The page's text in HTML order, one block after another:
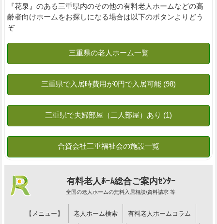
『花泉』のある三重県内のその他の有料老人ホームなどの高
齢者向けホームをお探しになる場合は以下のボタンよりどう
ぞ
有料老人ﾎｰﾑ総合ご案内ｾﾝﾀｰ
全国の老人ホームの無料入居相談/資料請求 等
【メニュー】 老人ホーム検索 有料老人ホームコラム